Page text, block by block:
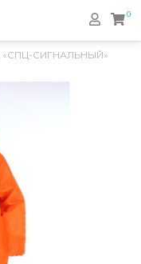
0
«СПЦ-СИГНАЛЬНЫЙ»